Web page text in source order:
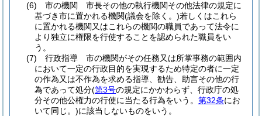
(6)
市の機関 市長その他の執行機関その他法律の規定に
基づき市に置かれる機関(議会を除く。)若しくはこれら
に置かれる機関又はこれらの機関の職員であって法令に
より独立に権限を行使することを認められた職員をい
う。
(7)
行政指導 市の機関がその任務又は所掌事務の範囲内
において一定の行政目的を実現するため特定の者に一定
の作為又は不作為を求める指導、勧告、助言その他の行
為であって処分(第3号の規定にかかわらず、行政庁の処
分その他公権力の行使に当たる行為をいう。 第32条にお
いて同じ。)に該当しないものをいう。